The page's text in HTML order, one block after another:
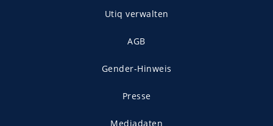
Utiq verwalten
AGB
Gender-Hinweis
Presse
Mediadaten